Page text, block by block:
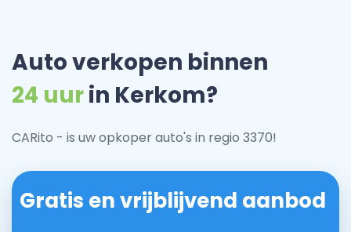
Auto verkopen binnen
24 uurin Kerkom?
CARito - is uw opkoper auto's in regio 3370!
Gratis en vrijblijvend aanbod